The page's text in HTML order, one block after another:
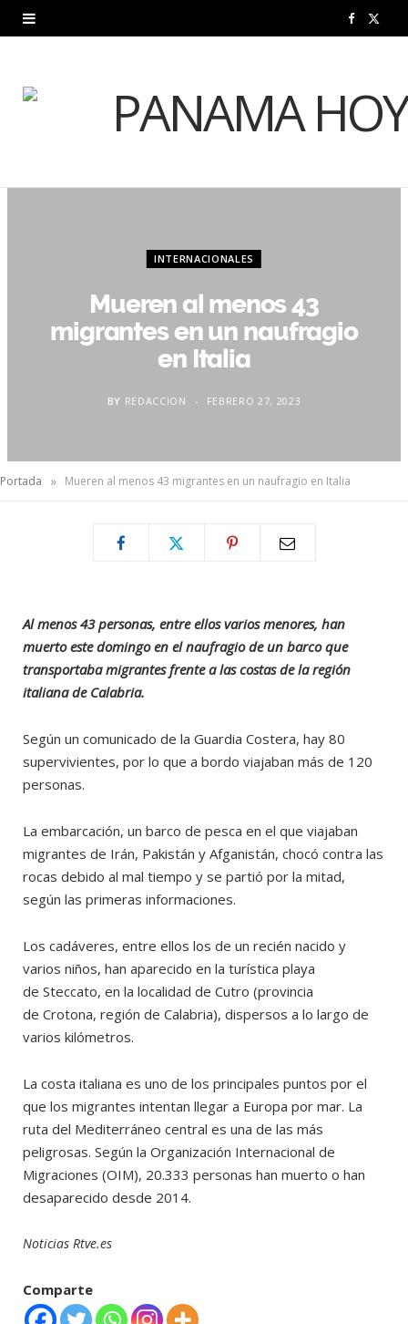
F
e w
INTERNACIONALES
Mueren al menos 43
migrantes en un naufragio
en Italia
BY REDACCION FEBRERO 27, 2023
Portada » Mueren al menos 43 migrantes en un naufragio en Italia
Al menos 43 personas, entre ellos varios menores, han
muerto este domingo en el naufragio de un barco que
transportaba migrantes frente a las costas de la región
italiana de Calabria.
Según un comunicado de la Guardia Costera, hay 80
supervivientes, por lo que a bordo viajaban más de 120
personas.
La embarcación, un barco de pesca en el que viajaban
migrantes de Irán, Pakistán y Afganistán, chocó contra las
rocas debido al mal tiempo y se partió por la mitad,
según las primeras informaciones.
Los cadáveres, entre ellos los de un recién nacido y
varios niños, han aparecido en la turística playa
de Steccato, en la localidad de Cutro (provincia
de Crotona, región de Calabria), dispersos a lo largo de
varios kilómetros.
La costa italiana es uno de los principales puntos por el
que los migrantes intentan llegar a Europa por mar. La
ruta del Mediterráneo central es una de las más
peligrosas. Según la Organización Internacional de
Migraciones (OIM), 20.333 personas han muerto o han
desaparecido desde 2014.
Noticias Rtve.es
Comparte